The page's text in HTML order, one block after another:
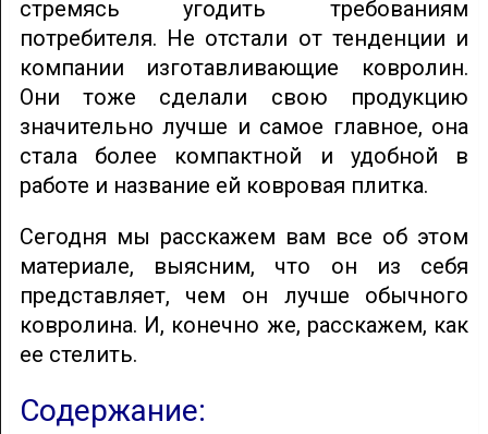
стремясь угодить требованиям
потребителя. Не отстали от тенденции и
компании изготавливающие ковролин.
Они тоже сделали свою продукцию
значительно лучше и самое главное, она
стала более компактной и удобной в
работе и название ей ковровая плитка.
Сегодня мы расскажем вам все об этом
материале, выясним, что он из себя
представляет, чем он лучше обычного
ковролина. И, конечно же, расскажем, как
ее стелить.
Содержание: